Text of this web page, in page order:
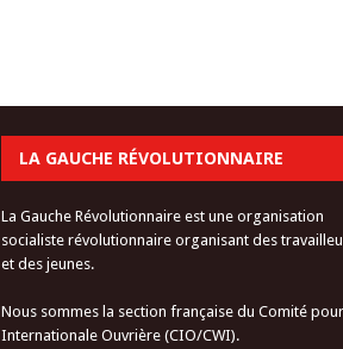
LA GAUCHE RÉVOLUTIONNAIRE
La Gauche Révolutionnaire est une organisation
socialiste révolutionnaire organisant des
et des jeunes.
Nous sommes la section française du Comité
Internationale Ouvrière (CIO/CWI).